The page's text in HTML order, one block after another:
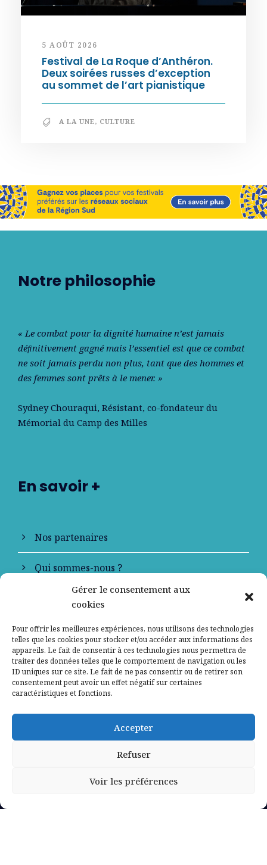
Gérer le consentement aux
cookies
Pour offrir les meilleures expériences, nous utilisons des technologies
telles que les cookies pour stocker et/ou accéder aux informations des
appareils. Le fait de consentir à ces technologies nous permettra de
traiter des données telles que le comportement de navigation ou les
ID uniques sur ce site. Le fait de ne pas consentir ou de retirer son
consentement peut avoir un effet négatif sur certaines
caractéristiques et fonctions.
Accepter
Refuser
Voir les préférences
5 AOÛT 2026
Festival de La Roque d’Anthéron.
Deux soirées russes d’exception
au sommet de l’art pianistique
A LA UNE, CULTURE
Notre philosophie
« Le combat pour la dignité humaine n’est jamais
déﬁnitivement gagné mais l’essentiel est que ce combat
ne soit jamais perdu non plus, tant que des hommes et
des femmes sont prêts à le mener. »
Sydney Chouraqui, Résistant, co-fondateur du
Mémorial du Camp des Milles
En savoir +
Nos partenaires
Qui sommes-nous ?
Contactez-nous
Mentions légales
Politique de confidentialité